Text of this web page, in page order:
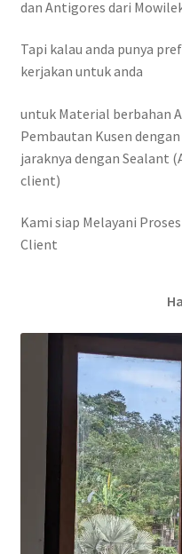
dan Antigores dari
Tapi kalau anda punya
kerjakan untuk anda
untuk Material berbahan
Pembautan Kusen
jaraknya dengan Sealant
client)
Kami siap Melayani
Client